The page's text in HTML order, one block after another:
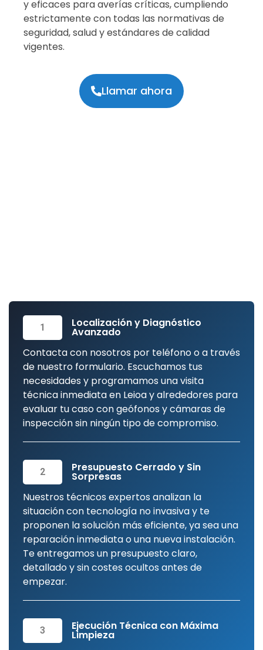
y eficaces para averías críticas, cumpliendo
estrictamente con todas las normativas de
seguridad, salud y estándares de calidad
vigentes.
Llamar ahora
1 Localización y Diagnóstico
Avanzado
Contacta con nosotros por teléfono o a través
de nuestro formulario. Escuchamos tus
necesidades y programamos una visita
técnica inmediata en Leioa y alrededores para
evaluar tu caso con geófonos y cámaras de
inspección sin ningún tipo de compromiso.
2 Presupuesto Cerrado y Sin
Sorpresas
Nuestros técnicos expertos analizan la
situación con tecnología no invasiva y te
proponen la solución más eficiente, ya sea una
reparación inmediata o una nueva instalación.
Te entregamos un presupuesto claro,
detallado y sin costes ocultos antes de
empezar.
3 Ejecución Técnica con Máxima
Limpieza